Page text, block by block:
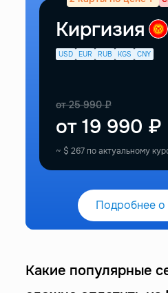
Киргизия
USD EUR RUB KGS CNY
от25 990₽
от19 990 ₽
~ $ 267по актуальному
Подробнее о
Какие популярные